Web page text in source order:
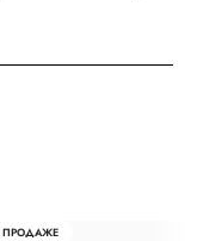
ПРОДАЖЕ